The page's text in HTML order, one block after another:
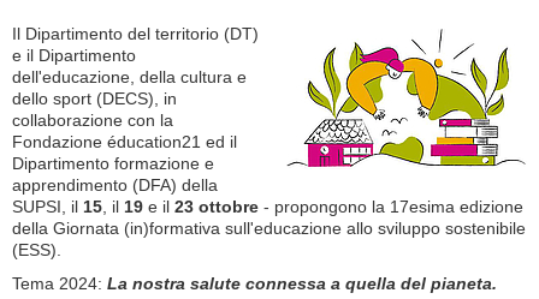
Il Dipartimento del territorio (DT)
e il Dipartimento
dell'educazione, della cultura e
dello sport (DECS), in
collaborazione con la
Fondazione éducation21 ed il
Dipartimento formazione e
apprendimento (DFA) della
SUPSI, il 15 , il 19 e il 23 ottobre - propongono la 17esima edizione
della Giornata (in)formativa sull'educazione allo sviluppo sostenibile
(ESS).
Tema 2024: La nostra salute connessa a quella del pianeta.